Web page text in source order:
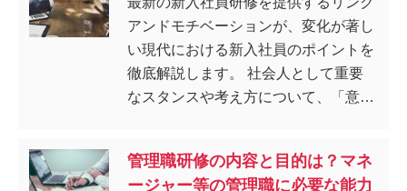
アンドモチベーションが、変化が著し
い現代における新入社員のポイントを
徹底解説します。 社会人として重要
なスタンスや考え方について、「意識
管理職研修の内容と目的は？マネ
ージャー等の管理職に必要な能力